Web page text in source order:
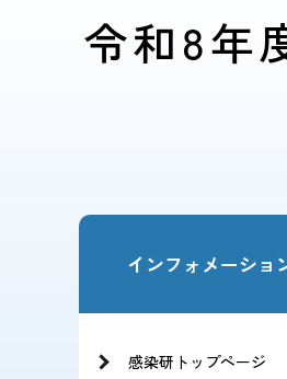
お知らせ一覧
沿革
役員紹介
理念と基本方針
組織図
令和8年
インフォメーショ
感染研トップページ